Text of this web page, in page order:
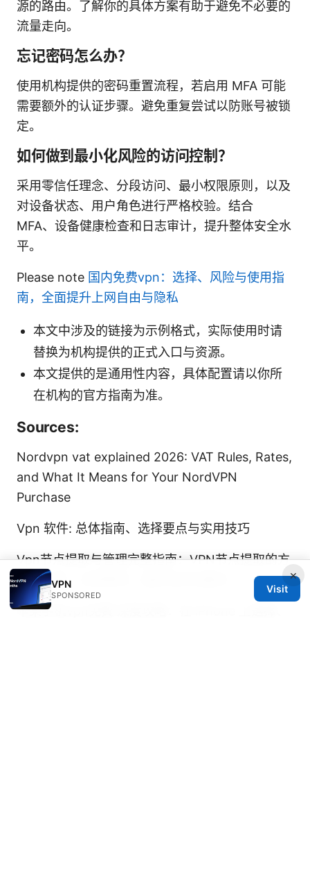
源的路由。了解你的具体方案有助于避免不必要的
流量走向。
忘记密码怎么办？
使用机构提供的密码重置流程，若启用 MFA 可能
需要额外的认证步骤。避免重复尝试以防账号被锁
定。
如何做到最小化风险的访问控制？
采用零信任理念、分段访问、最小权限原则，以及
对设备状态、用户角色进行严格校验。结合
MFA、设备健康检查和日志审计，提升整体安全水
平。
Please note 国内免费vpn：选择、风险与使用指
南，全面提升上网自由与隐私
本文中涉及的链接为示例格式，实际使用时请
替换为机构提供的正式入口与资源。
本文提供的是通用性内容，具体配置请以你所
在机构的官方指南为准。
Sources:
Nordvpn vat explained 2026: VAT Rules, Rates,
and What It Means for Your NordVPN
Purchase
Vpn 软件: 总体指南、选择要点与实用技巧
Vpn节点提取与管理完整指南：VPN节点提取的方
法、工具、注意事项、指标及安全要点
苹果手机vpn免費 深度攻略：在 iPhone 上選擇、
×
VPN
SPONSORED
Visit